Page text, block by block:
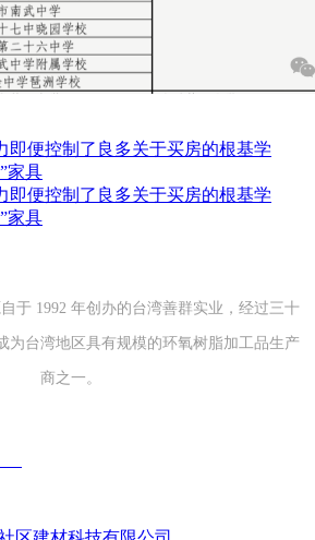
即便控制了良多关于买房的根基学
家具
即便控制了良多关于买房的根基学
家具
于 1992 年创办的台湾善群实业，经过三十
为台湾地区具有规模的环氧树脂加工品生产
商之一。